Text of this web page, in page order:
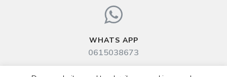
WHATS APP
0615038673